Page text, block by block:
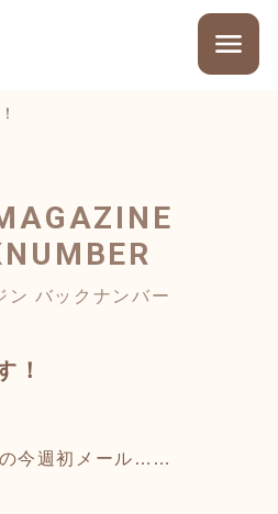
ン バックナンバー
！
今週初メール……